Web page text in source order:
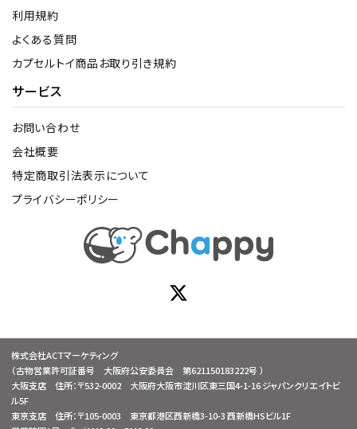
利用規約
よくある質問
カプセルトイ商品お取り引き規約
サービス
お問い合わせ
会社概要
特定商取引法表示について
プライバシーポリシー
株式会社ACTマーケティング
（古物営業許可証番号 大阪府公安委員会 第621150183222号 ）
大阪支店 住所：〒532-0002 大阪府大阪市淀川区東三国4-1-16 ジャパンクリエイトビ
ル5F
東京支店 住所：〒105-0003 東京都港区西新橋3-10-3 西新橋HSビル1F